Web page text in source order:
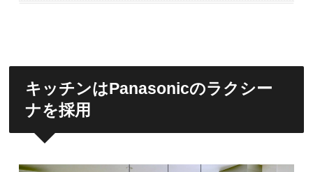
キッチンはPanasonicのラクシー
ナを採用